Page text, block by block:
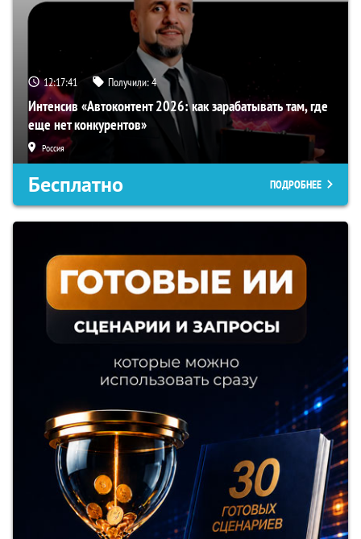
12:17:40 Получили:4
Интенсив «Автоконтент 2026: как зарабатывать там, где
еще нет конкурентов»
Россия
Бесплатно ПОДРОБНЕЕ